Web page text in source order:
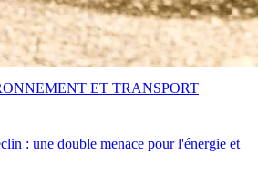
: une double menace pour l'énergie et
ET TRANSPORT